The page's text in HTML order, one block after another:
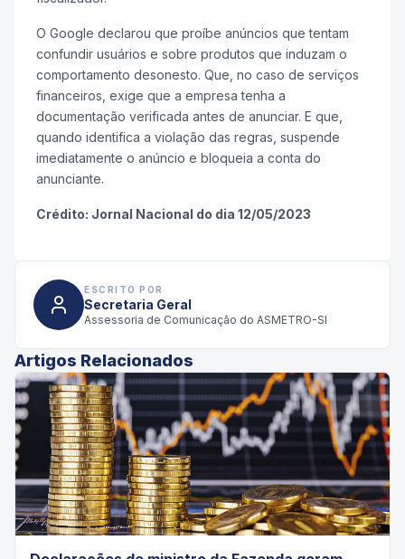
O Google declarou que proíbe anúncios que tentam
confundir usuários e sobre produtos que induzam o
comportamento desonesto. Que, no caso de serviços
financeiros, exige que a empresa tenha a
documentação verificada antes de anunciar. E que,
quando identifica a violação das regras, suspende
imediatamente o anúncio e bloqueia a conta do
anunciante.
Crédito: Jornal Nacional do dia 12/05/2023
ESCRITO POR
Secretaria Geral
Assessoria de Comunicação do ASMETRO-SI
Artigos Relacionados